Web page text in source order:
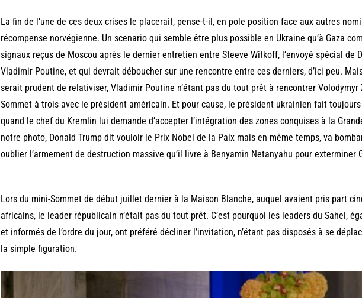
La fin de l’une de ces deux crises le placerait, pense-t-il, en pole position face aux autres
récompense norvégienne. Un scenario qui semble être plus possible en Ukraine qu’à Gaza
signaux reçus de Moscou après le dernier entretien entre Steeve Witkoff, l’envoyé spécial de
Vladimir Poutine, et qui devrait déboucher sur une rencontre entre ces derniers, d’ici peu.
serait prudent de relativiser, Vladimir Poutine n’étant pas du tout prêt à rencontrer Volodymyr
Sommet à trois avec le président américain. Et pour cause, le président ukrainien fait
quand le chef du Kremlin lui demande d’accepter l’intégration des zones conquises à la
notre photo, Donald Trump dit vouloir le Prix Nobel de la Paix mais en même temps, va
oublier l’armement de destruction massive qu’il livre à Benyamin Netanyahu pour exterminer
Lors du mini-Sommet de début juillet dernier à la Maison Blanche, auquel avaient pris part
africains, le leader républicain n’était pas du tout prêt. C’est pourquoi les leaders du Sahel,
et informés de l’ordre du jour, ont préféré décliner l’invitation, n’étant pas disposés à se
la simple figuration.